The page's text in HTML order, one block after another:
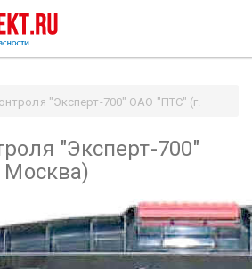
"Эксперт-700" ОАО "ПТС" (г.
"Эксперт-700"